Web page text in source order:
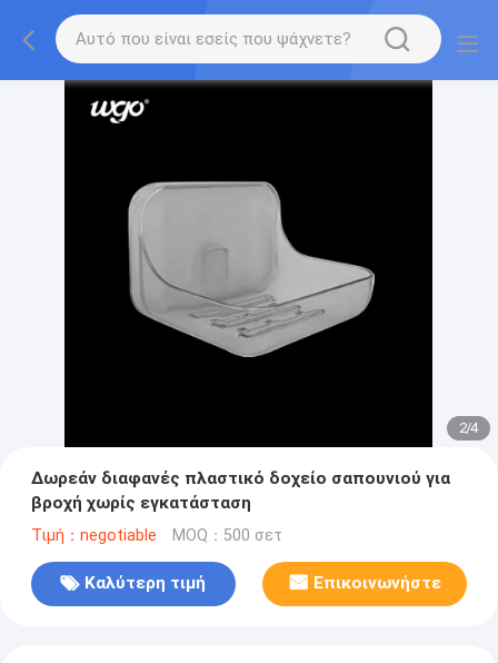
2/4
Δωρεάν διαφανές πλαστικό δοχείο σαπουνιού για
βροχή χωρίς εγκατάσταση
Τιμή：negotiable MOQ：500 σετ
Καλύτερη τιμή Επικοινωνήστε